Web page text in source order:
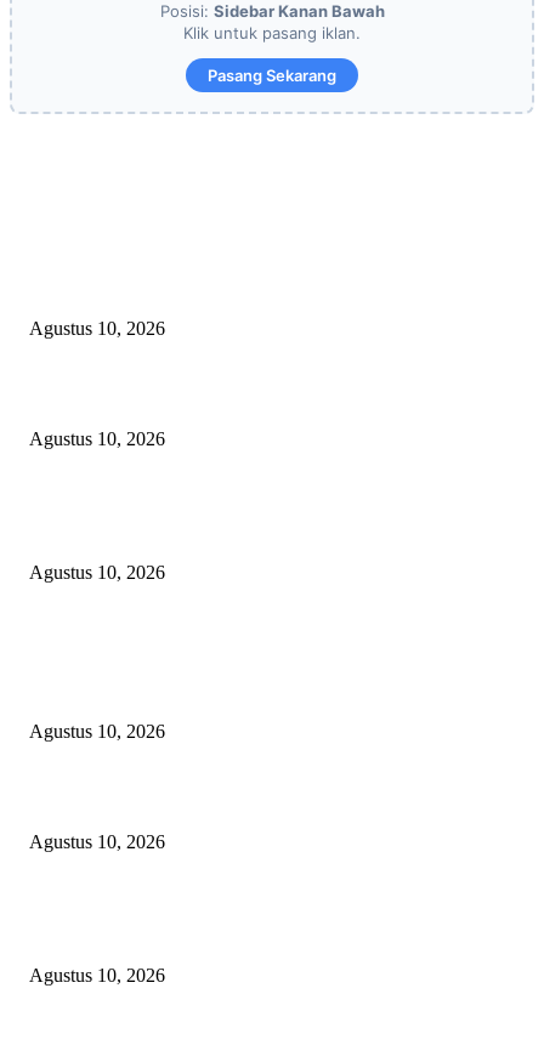
Posisi: Sidebar Kanan Bawah
Klik untuk pasang iklan.
Pasang Sekarang
Agustus 10, 2026
Agustus 10, 2026
Agustus 10, 2026
Agustus 10, 2026
Agustus 10, 2026
Agustus 10, 2026